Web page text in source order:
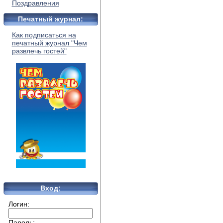
Поздравления
Печатный журнал:
Как подписаться на
печатный журнал "Чем
развлечь гостей"
Вход:
Логин: